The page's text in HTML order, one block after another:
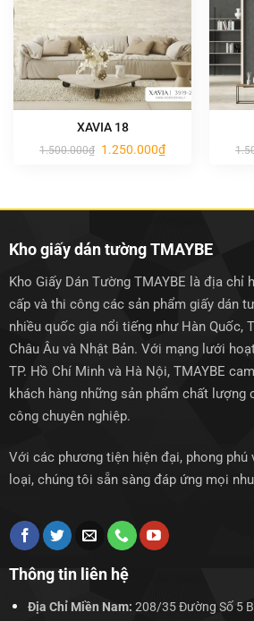
XAVIA 18
1.500.000₫ Giá
gốc
1.250.000₫Giá
hiện
Kho giấy dán tường TMAYBE
Kho Giấy Dán Tường TMAYBE là địa chỉ
cấp và thi công các sản phẩm giấy dán
nhiều quốc gia nổi tiếng như Hàn Quốc,
Châu Âu và Nhật Bản. Với mạng lưới
TP. Hồ Chí Minh và Hà Nội, TMAYBE
khách hàng những sản phẩm chất lượng
công chuyên nghiệp.
Với các phương tiện hiện đại, phong phú
loại, chúng tôi sẵn sàng đáp ứng mọi
Thông tin liên hệ
Địa Chỉ Miền Nam: 208/35 Đường Số 5